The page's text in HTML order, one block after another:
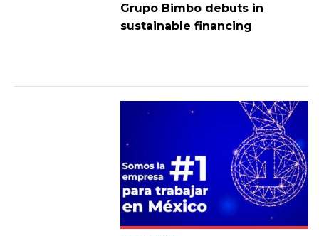
Grupo Bimbo debuts in
sustainable financing